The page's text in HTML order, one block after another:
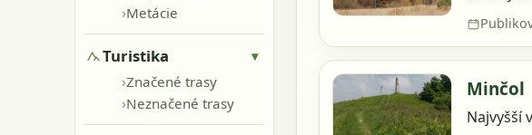
›Metácie
Turistika ▾
›Značené trasy
›Neznačené trasy
Minčol
Najvyšší